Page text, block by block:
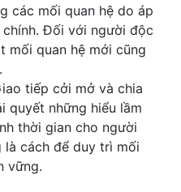
các mối quan hệ do áp
Đối với người độc
mối quan hệ mới cũng
tiếp cởi mở và chia
quyết những hiểu lầm
thời gian cho người
là cách để duy trì mối
vững.